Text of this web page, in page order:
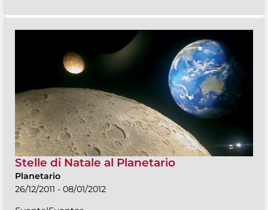
Stelle di Natale al Planetario
Planetario
26/12/2011 - 08/01/2012